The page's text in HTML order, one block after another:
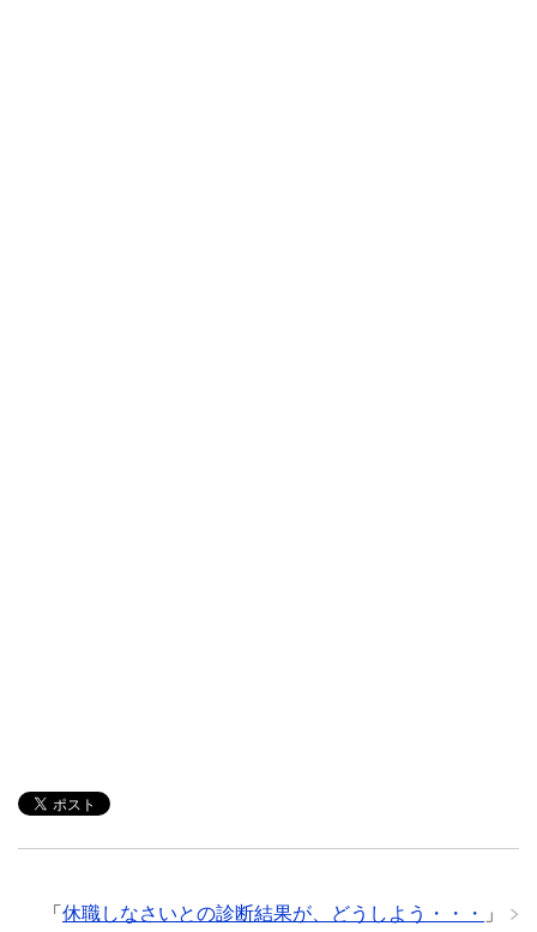
「 休職しなさいとの診断結果が、どうしよう・・・ 」